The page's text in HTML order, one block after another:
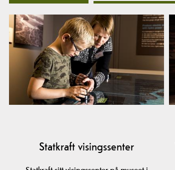
Statkraft visingssenter